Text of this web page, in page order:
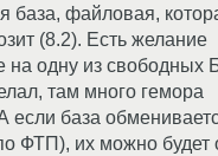
база, файловая,
(8.2). Есть желание
на одну из свободных
там много гемора
если база
ФТП), их можно будет